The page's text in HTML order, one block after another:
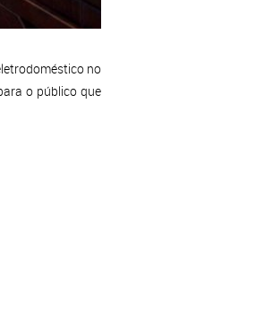
no
o público que